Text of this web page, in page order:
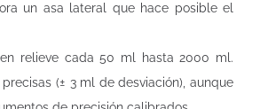
un asa lateral que hace posible el
relieve cada 50 ml hasta 2000 ml.
(± 3 ml de desviación), aunque